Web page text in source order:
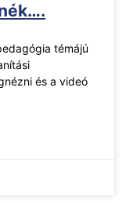
témájú
és a videó